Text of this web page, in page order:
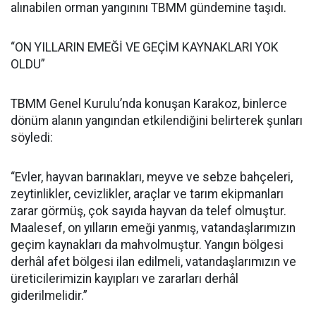
alınabilen orman yangınını TBMM gündemine taşıdı.
“ON YILLARIN EMEĞİ VE GEÇİM KAYNAKLARI YOK
OLDU”
TBMM Genel Kurulu’nda konuşan Karakoz, binlerce
dönüm alanın yangından etkilendiğini belirterek şunları
söyledi:
“Evler, hayvan barınakları, meyve ve sebze bahçeleri,
zeytinlikler, cevizlikler, araçlar ve tarım ekipmanları
zarar görmüş, çok sayıda hayvan da telef olmuştur.
Maalesef, on yılların emeği yanmış, vatandaşlarımızın
geçim kaynakları da mahvolmuştur. Yangın bölgesi
derhâl afet bölgesi ilan edilmeli, vatandaşlarımızın ve
üreticilerimizin kayıpları ve zararları derhâl
giderilmelidir.”